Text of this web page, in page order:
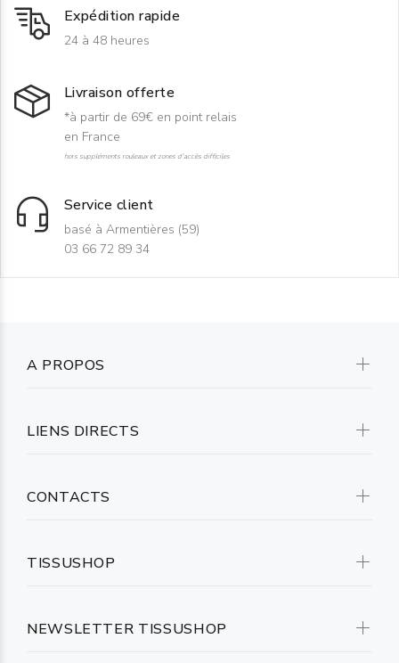
Expédition rapide
24 à 48 heures
Livraison offerte
*à partir de 69€ en point relais
en France
hors suppléments rouleaux et zones d'accès difficiles
Service client
basé à Armentières (59)
03 66 72 89 34
NEWSLETTER TISSUSHOP
A PROPOS
LIENS DIRECTS
CONTACTS
TISSUSHOP